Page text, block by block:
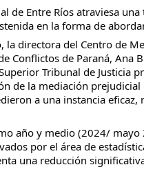
de Entre Ríos atraviesa
en la forma de
la directora del Centro de
Conflictos de Paraná, Ana
Tribunal de Justicia
de la mediación
a una instancia
año y medio (2024/
por el área de
una reducción